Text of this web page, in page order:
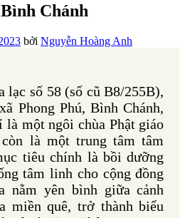
Chánh
bởi Nguyễn Hoàng Anh
lạc số 58 (số cũ B8/255B),
Phong Phú, Bình Chánh,
là một ngôi chùa Phật giáo
là một trung tâm tâm
tiêu chính là bồi dưỡng
tâm linh cho cộng đồng
nằm yên bình giữa cảnh
miền quê, trở thành biểu